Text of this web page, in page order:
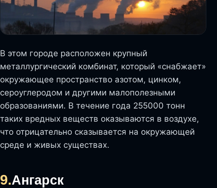
В этом городе расположен крупный
металлургический комбинат, который «снабжает»
окружающее пространство азотом, цинком,
сероуглеродом и другими малополезными
образованиями. В течение года 255000 тонн
таких вредных веществ оказываются в воздухе,
что отрицательно сказывается на окружающей
среде и живых существах.
9.Ангарск